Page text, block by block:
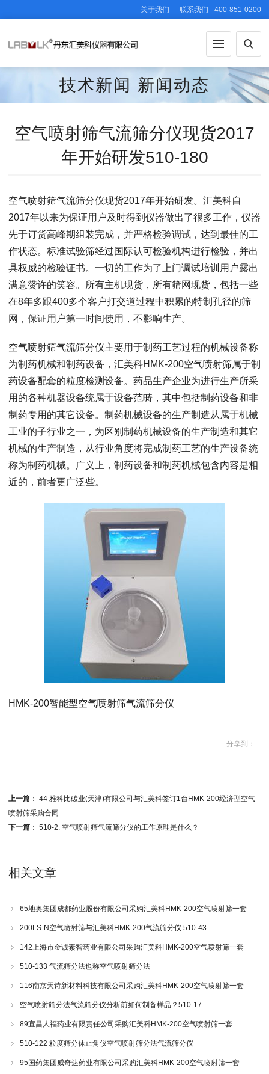
关于我们 联系我们 400-851-0200
技术新闻 新闻动态
空气喷射筛气流筛分仪现货2017
年开始研发510-180
空气喷射筛气流筛分仪现货2017年开始研发。汇美科自
2017年以来为保证用户及时得到仪器做出了很多工作，仪器
先于订货高峰期组装完成，并严格检验调试，达到最佳的工
作状态。标准试验筛经过国际认可检验机构进行检验，并出
具权威的检验证书。一切的工作为了上门调试培训用户露出
满意赞许的笑容。所有主机现货，所有筛网现货，包括一些
在8年多跟400多个客户打交道过程中积累的特制孔径的筛
网，保证用户第一时间使用，不影响生产。
空气喷射筛气流筛分仪主要用于制药工艺过程的机械设备称
为制药机械和制药设备，汇美科HMK-200空气喷射筛属于制
药设备配套的粒度检测设备。药品生产企业为进行生产所采
用的各种机器设备统属于设备范畴，其中包括制药设备和非
制药专用的其它设备。制药机械设备的生产制造从属于机械
工业的子行业之一，为区别制药机械设备的生产制造和其它
机械的生产制造，从行业角度将完成制药工艺的生产设备统
称为制药机械。广义上，制药设备和制药机械包含内容是相
近的，前者更广泛些。
HMK-200智能型空气喷射筛气流筛分仪
分享到：
上一篇： 44 雅科比碳业(天津)有限公司与汇美科签订1台HMK-200经济型空气
喷射筛采购合同
下一篇： 510-2. 空气喷射筛气流筛分仪的工作原理是什么？
相关文章
65地奥集团成都药业股份有限公司采购汇美科HMK-200空气喷射筛一套
200LS-N空气喷射筛与汇美科HMK-200气流筛分仪 510-43
142上海市金诚素智药业有限公司采购汇美科HMK-200空气喷射筛一套
510-133 气流筛分法也称空气喷射筛分法
116南京天诗新材料科技有限公司采购汇美科HMK-200空气喷射筛一套
空气喷射筛分法气流筛分仪分析前如何制备样品？510-17
89宜昌人福药业有限责任公司采购汇美科HMK-200空气喷射筛一套
510-122 粒度筛分休止角仪空气喷射筛分法气流筛分仪
95国药集团威奇达药业有限公司采购汇美科HMK-200空气喷射筛一套